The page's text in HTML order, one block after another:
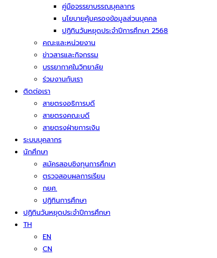
คู่มือจรรยาบรรณบุคลากร
นโยบายคุ้มครองข้อมูลส่วนบุคคล
ปฏิทินวันหยุดประจำปีการศึกษา 2568
คณะและหน่วยงาน
ข่าวสารและกิจกรรม
บรรยากาศในวิทยาลัย
ร่วมงานกับเรา
ติดต่อเรา
สายตรงอธิการบดี
สายตรงคณะบดี
สายตรงฝ่ายการเงิน
ระบบบุคลากร
นักศึกษา
สมัครสอบชิงทุนการศึกษา
ตรวจสอบผลการเรียน
กยศ.
ปฏิทินการศึกษา
ปฏิทินวันหยุดประจำปีการศึกษา
TH
EN
CN